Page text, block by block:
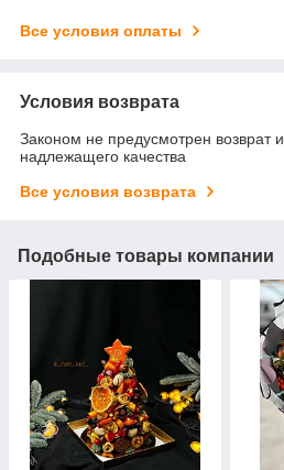
Все условия оплаты
Условия возврата
Законом не предусмотрен возврат
надлежащего качества
Все условия возврата
Подобные товары компании